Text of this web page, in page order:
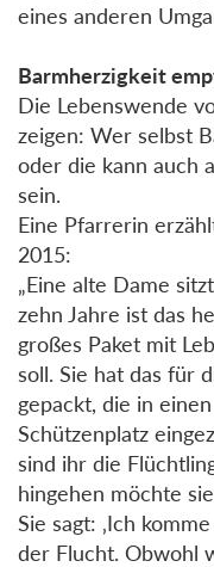
eines anderen
Barmherzigkeit
Die Lebenswende
zeigen: Wer selbst
oder die kann auch
sein.
Eine Pfarrerin
2015:
„Eine alte Dame
zehn Jahre ist das
großes Paket mit
soll. Sie hat das für
gepackt, die in
Schützenplatz
sind ihr die
hingehen möchte
Sie sagt: ‚Ich
der Flucht. Obwohl